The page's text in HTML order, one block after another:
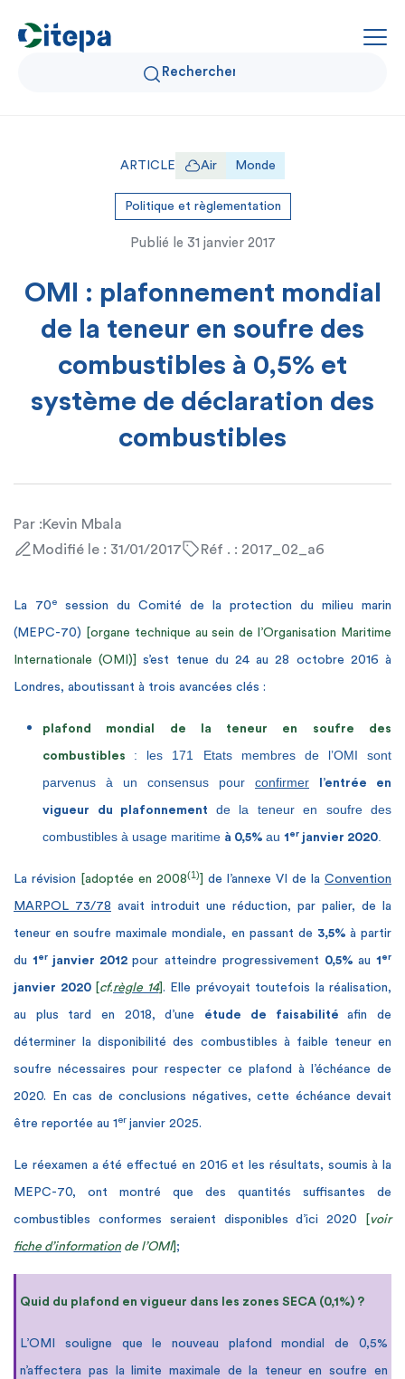
Qui sommes-nous ?
Données Air et Climat
Actualités et décryptages
Expertise et solutions
ARTICLE Air Monde
Politique et règlementation
Publié le 31 janvier 2017
OMI : plafonnement mondial
de la teneur en soufre des
combustibles à 0,5% et
système de déclaration des
combustibles
Par :Kevin Mbala
Modifié le : 31/01/2017
Réf . : 2017_02_a6
La 70 e session du Comité de la protection du milieu marin
(MEPC-70) [organe technique au sein de l’Organisation Maritime
Internationale (OMI)]s’est tenue du 24 au 28 octobre 2016 à
Londres, aboutissant à trois avancées clés :
plafond mondial de la teneur en soufre des
combustibles : les 171 Etats membres de l’OMI sont
parvenus à un consensus pour confirmer l’entrée en
vigueur du plafonnement de la teneur en soufre des
combustibles à usage maritime à 0,5% au 1 er janvier 2020.
La révision [adoptée en 2008(1) de l’annexe VI de la Convention
MARPOL 73/78 avait introduit une réduction, par palier, de la
teneur en soufre maximale mondiale, en passant de 3,5% à partir
du1 er janvier 2012pour atteindre progressivement 0,5% au1 er
janvier 2020 cf.règle 14] . Elle prévoyait toutefois la réalisation,
au plus tard en 2018, d’une étude de faisabilitéafin de
déterminer la disponibilité des combustibles à faible teneur en
soufre nécessaires pour respecter ce plafond à l’échéance de
2020. En cas de conclusions négatives, cette échéance devait
être reportée au 1 er janvier 2025.
Le réexamen a été effectué en 2016 et les résultats, soumis à la
MEPC-70, ont montré que des quantités suffisantes de
combustibles conformes seraient disponibles d’ici 2020 voir
fiche d’information de l’OMI] ;
Quid du plafond en vigueur dans les zones SECA (0,1%) ?
L’OMI souligne que le nouveau plafond mondial de 0,5%
n’affectera pas la limite maximale de la teneur en soufre en